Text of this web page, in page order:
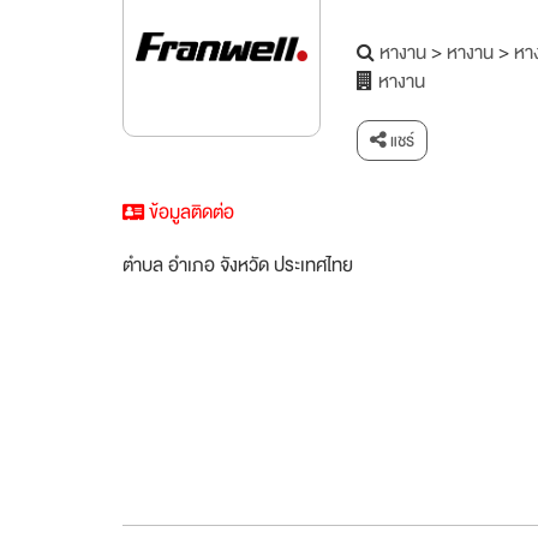
หางาน>หางาน>ห
หางาน
แชร์
ข้อมูลติดต่อ
ตำบล อำเภอ จังหวัด ประเทศไทย